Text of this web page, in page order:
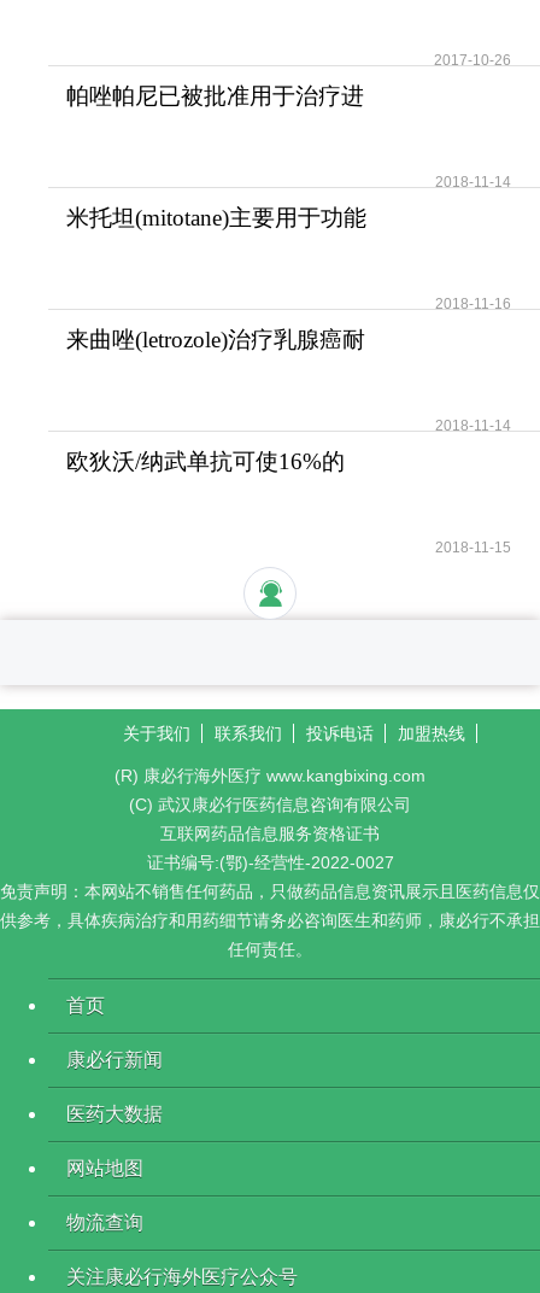
2017-10-26
帕唑帕尼已被批准用于治疗进
2018-11-14
米托坦(mitotane)主要用于功能
2018-11-16
来曲唑(letrozole)治疗乳腺癌耐
2018-11-14
欧狄沃/纳武单抗可使16%的
2018-11-15
关于我们 联系我们 投诉电话 加盟热线
(R) 康必行海外医疗 www.kangbixing.com
(C) 武汉康必行医药信息咨询有限公司
互联网药品信息服务资格证书
证书编号:(鄂)-经营性-2022-0027
免责声明：本网站不销售任何药品，只做药品信息资讯展示且医药信息仅
供参考，具体疾病治疗和用药细节请务必咨询医生和药师，康必行不承担
任何责任。
首页
康必行新闻
医药大数据
网站地图
物流查询
关注康必行海外医疗公众号